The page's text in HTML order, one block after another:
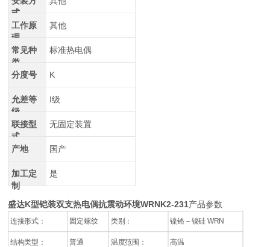
式
工作原
理
其他
常见种
类
标准热电偶
分度号 K
允差等
级
Ⅰ级
联接型
式
无固定装置
产地 国产
加工定
制
是
盛达K型铠装双支热电偶抗震动环境WRNK2-231产品参数
连接形式： 固定螺纹 类别： 镍铬－镍硅 WRN
结构类型： 普通 温度范围： 高温